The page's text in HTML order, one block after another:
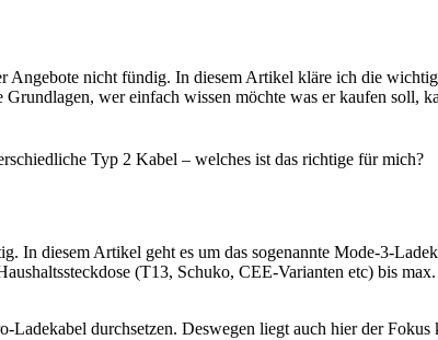
nicht fündig. In diesem Artikel kläre ich die
Grundlagen, wer einfach wissen möchte was er kaufen
Typ 2 Kabel – welches ist das richtige für mich?
In diesem Artikel geht es um das sogenannte Mode-3-
(T13, Schuko, CEE-Varianten etc) bis
Ladekabel durchsetzen. Deswegen liegt auch hier der